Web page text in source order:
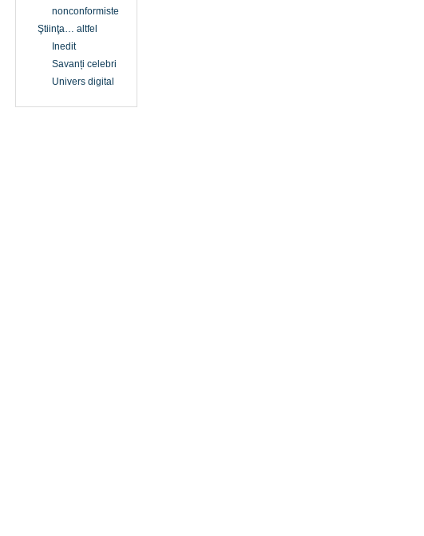
nonconformiste
Ştiinţa… altfel
Inedit
Savanți celebri
Univers digital